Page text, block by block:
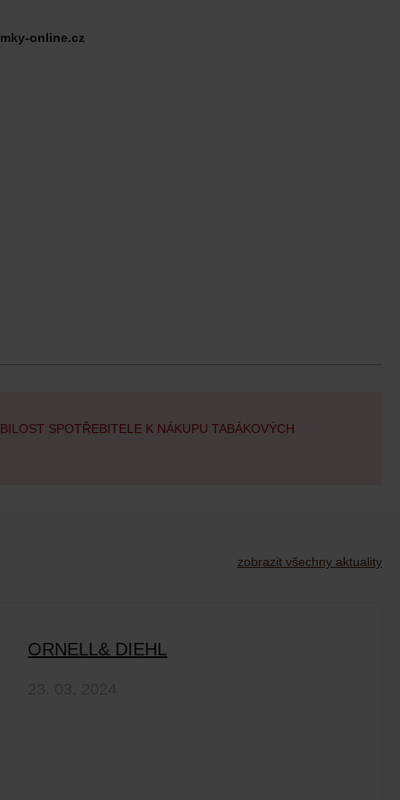
online.cz
SPOTŘEBITELE K NÁKUPU TABÁKOVÝCH
zobrazit všechny aktuality
ORNELL& DIEHL